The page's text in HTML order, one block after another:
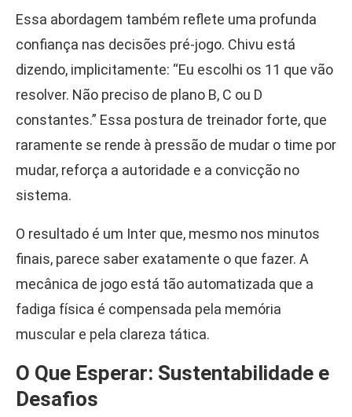
Essa abordagem também reflete uma profunda
confiança nas decisões pré-jogo. Chivu está
dizendo, implicitamente: “Eu escolhi os 11 que vão
resolver. Não preciso de plano B, C ou D
constantes.” Essa postura de treinador forte, que
raramente se rende à pressão de mudar o time por
mudar, reforça a autoridade e a convicção no
sistema.
O resultado é um Inter que, mesmo nos minutos
finais, parece saber exatamente o que fazer. A
mecânica de jogo está tão automatizada que a
fadiga física é compensada pela memória
muscular e pela clareza tática.
O Que Esperar: Sustentabilidade e
Desafios